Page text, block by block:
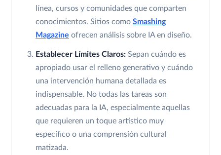
línea, cursos y comunidades que comparten
conocimientos. Sitios como Smashing
Magazine ofrecen análisis sobre IA en diseño.
Establecer Límites Claros: Sepan cuándo es
apropiado usar el relleno generativo y cuándo
una intervención humana detallada es
indispensable. No todas las tareas son
adecuadas para la IA, especialmente aquellas
que requieren un toque artístico muy
específico o una comprensión cultural
matizada.